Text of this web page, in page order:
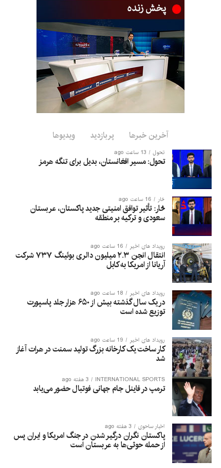
پروژه سمنت هرات از پروژه‌های بزرگ صنعتی کشور به شمار می‌رود
که مردم این ولایت سال‌ها در انتظار آغاز استخراج و تولید سمنت از
آن بوده‌اند.
این پروژه در حدود ۳۰ کیلومتری غرب شهر هرات، در ولسوالی
زنده‌جان موقعیت دارد.
آخرین خبرها پربازدید ویدیوها
تحول 13 ساعت ago
تحول: مسیر افغانستان، بدیل برای تنگه هرمز
څار 16 ساعت ago
څار: تأثیر توافق امنیتی جدید پاکستان، عربستان
سعودی و ترکیه بر منطقه
رویداد های اخیر 16 ساعت ago
انتقال انجن ۲.۳ میلیون دالری بوئینگ ۷۳۷ شرکت
آریانا از امریکا به کابل
رویداد های اخیر 18 ساعت ago
در یک سال گذشته بیش از ۶۵۰ هزار جلد پاسپورت
توزیع شده است
رویداد های اخیر 19 ساعت ago
کار ساخت یک کارخانه بزرگ تولید سمنت در هرات آغاز
شد
INTERNATIONAL SPORTS 3 هفته ago
ترمپ در فاینل جام جهانی فوتبال حضور می‌یابد
اخبار ساحوی 3 هفته ago
پاکستان نگران درگیر شدن در جنگ امریکا و ایران پس
از حمله حوثی‌ها به عربستان است